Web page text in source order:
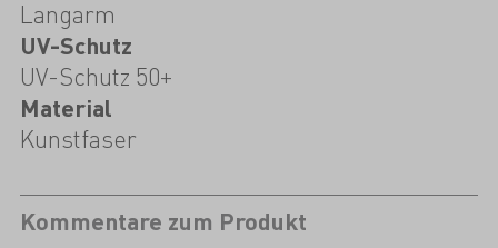
Langarm
UV-Schutz
UV-Schutz 50+
Material
Kunstfaser
Kommentare zum Produkt